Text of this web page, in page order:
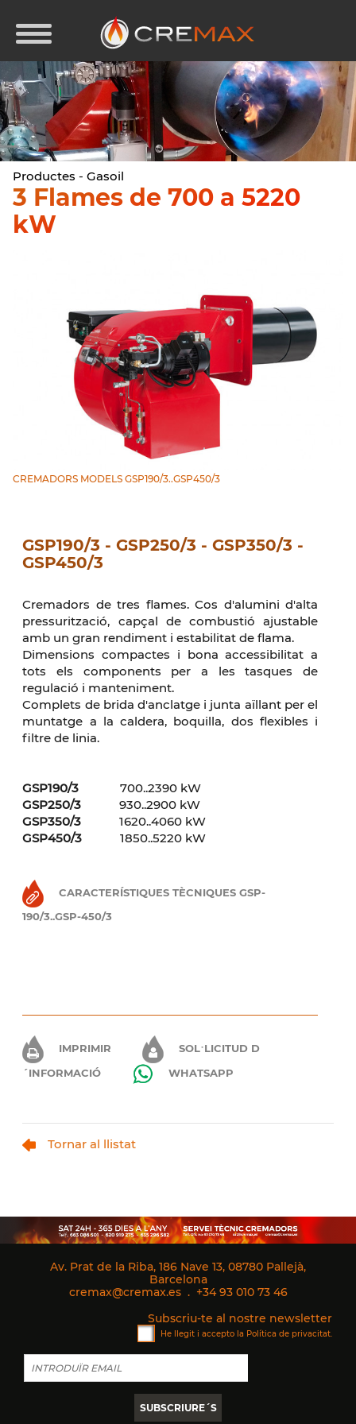
Productes -Gasoil
3 Flames de 700 a 5220
kW
CREMADORS MODELS GSP190/3..GSP450/3
GSP190/3 - GSP250/3 - GSP350/3 -
GSP450/3
Cremadors de tres flames. Cos d'alumini d'alta
pressurització, capçal de combustió ajustable
amb un gran rendiment i estabilitat de flama.
Dimensions compactes i bona accessibilitat a
tots els components per a les tasques de
regulació i manteniment.
Complets de brida d'anclatge i junta aïllant per el
muntatge a la caldera, boquilla, dos flexibles i
filtre de linia.
GSP190/3 700..2390 kW
GSP250/3
930..2900 kW
GSP350/3
1620..4060 kW
GSP450/3 1850..5220 kW
CARACTERÍSTIQUES TÈCNIQUES GSP-
190/3..GSP-450/3
IMPRIMIR
SOL·LICITUD D
´INFORMACIÓ
WHATSAPP
Tornar al llistat
Av. Prat de la Riba, 186 Nave 13, 08780 Pallejà,
Barcelona
cremax@cremax.es. +34 93 010 73 46
Subscriu-te al nostre newsletter
He llegit i accepto la Política de privacitat.